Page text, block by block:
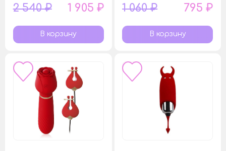
2 540 ₽ 1 905 ₽ 1 060 ₽ 795 ₽